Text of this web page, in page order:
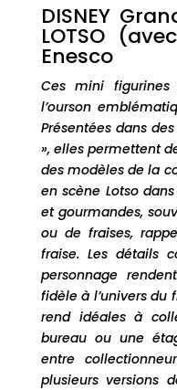
DISNEY
LOTSO
Enesco
Ces mini figurines
l’ourson
Présentées dans
», elles permettent
des modèles de la
en scène Lotso
et gourmandes,
ou de fraises,
fraise. Les détails
personnage
fidèle à l’univers
rend idéales à
bureau ou une
entre
plusieurs versions